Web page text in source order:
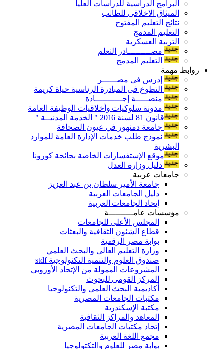
البرامج الدراسية للدراسات العليا
الميثاق الاخلاقى للطالب
نتائج التعليم المفتوح
التعليم المدمج
التربية العسكرية
مصـــــــــادر التعلم
التعليم المدمج
روابط مهمة
إدرس فى مصــــــر
التطوع فى المبادرة الرئاسية حياة كريمة
منصـــــة إجـــــــــــادة
مدونة سلوكيات وأخلاقيات الوظيفة العامة
قانون 81 لسنة 2016 " الخدمة المدنيــة "
جامعة دمنهور في عيون الصحافة
نموذج طلب خدمات الإدارة العامة للموارد
البشرية
موقع الإستفسارات الخاصة بجائحة كورونا
دليل وزارة العدل
جامعات عربية
جامعة الأمير سلطان بن عبد العزيز
دليل الجامعات العربية
إتحاد الجامعات العربية
مؤسسات عامــــــــــة
المجلس الأعلى للجامعات
قطاع الشئون الثقافية والبعثات
بوابة مصر الرقمية
وزارة التعليم العالى والبحث العلمي
صندوق العلوم والتنمية التكنولوجية stdf
المشروعات الممولة من الإتحاد الأوروبى
المركز القومى للبحوث
أكاديمية البحث العلمى والتكنولوجيا
مكتبات الجامعات المصرية
مكتبة الإسكندرية
المعاهد والمراكز الثقافية
إتحاد مكتبات الجامعات المصرية
مجمع اللغة العربية
بوابة مصر للعلوم والتكتولوجيا